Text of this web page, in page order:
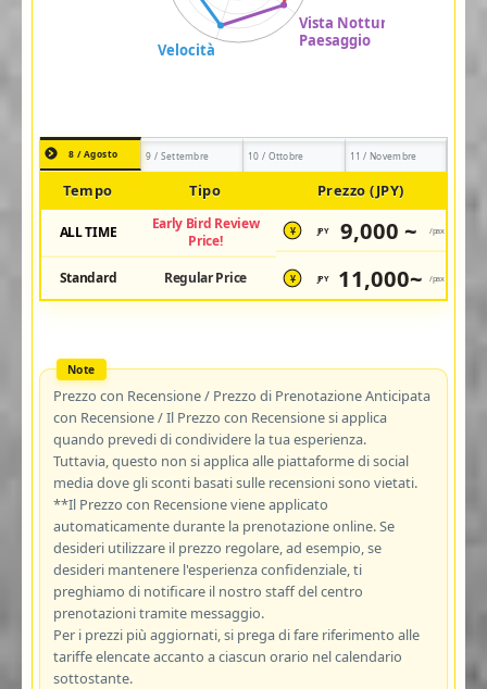
8 / Agosto 9 / Settembre 10 / Ottobre 11 / Novembre
Tempo Tipo Prezzo (JPY)
ALL TIME
Early Bird Review
Price!
¥ JPY 9,000 ~ /pax
Standard Regular Price ¥ JPY 11,000~ /pax
Prezzo con Recensione / Prezzo di Prenotazione Anticipata
con Recensione / Il Prezzo con Recensione si applica
quando prevedi di condividere la tua esperienza.
Tuttavia, questo non si applica alle piattaforme di social
media dove gli sconti basati sulle recensioni sono vietati.
**Il Prezzo con Recensione viene applicato
automaticamente durante la prenotazione online. Se
desideri utilizzare il prezzo regolare, ad esempio, se
desideri mantenere l'esperienza confidenziale, ti
preghiamo di notificare il nostro staff del centro
prenotazioni tramite messaggio.
Per i prezzi più aggiornati, si prega di fare riferimento alle
tariffe elencate accanto a ciascun orario nel calendario
sottostante.